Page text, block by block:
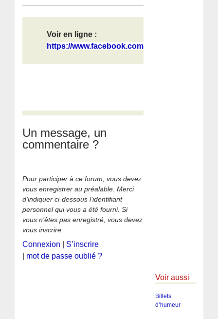
Voir en ligne :
https://www.facebook.com/1000003216...
Un message, un
commentaire ?
Pour participer à ce forum, vous devez
vous enregistrer au préalable. Merci
d’indiquer ci-dessous l’identifiant
personnel qui vous a été fourni. Si
vous n’êtes pas enregistré, vous devez
vous inscrire.
Connexion
S’inscrire
mot de passe oublié ?
Voir aussi
Billets
d’humeur